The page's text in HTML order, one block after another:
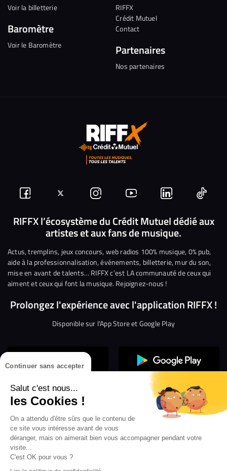
Continuer sans accepter
Salut c'est nous...
les Cookies !
On a attendu d'être sûrs que le contenu de
ce site vous intéresse avant de vous
déranger, mais on aimerait bien vous accompagner pendant votre
visite...
C'est OK pour vous ?
Voir la billetterie
Baromètre
Voir le Baromètre
RIFFX
Crédit Mutuel
Contact
Partenaires
Nos partenaires
Suivez-
nous
Facebook
Suivez-
nous
sur
Twitter
Nous
rejoindre
sur
Instagram
Nous
rejoindre
sur
YouTube
Nous
rejoindre
sur
Linkedin
Nous
RIFFX l’écosystème du Crédit Mutuel dédié aux
artistes et aux fans de musique.
Actus, tremplins, jeux concours, web radios 100% musique, 0% pub,
aide à la professionnalisation, événements, billetterie, mur du son,
mise en avant de talents… RIFFX c’est LA communauté de ceux qui
aiment et ceux qui font la musique. Rejoignez-nous !
Prolongez l'expérience avec l'application RIFFX !
Disponible sur l'App Store et Google Play
Confidentialité
Gestion des cookies
Conditions générales d’utilisation
Mentions légales
les webradios RIFFX